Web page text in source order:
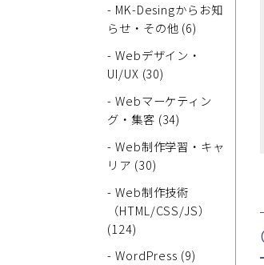
- MK-Desingからお知
らせ・その他 (6)
- Webデザイン・
UI/UX (30)
- Webマーケティン
グ・集客 (34)
- Web制作学習・キャ
リア (30)
- Web制作技術
（HTML/CSS/JS）
(124)
- WordPress (9)